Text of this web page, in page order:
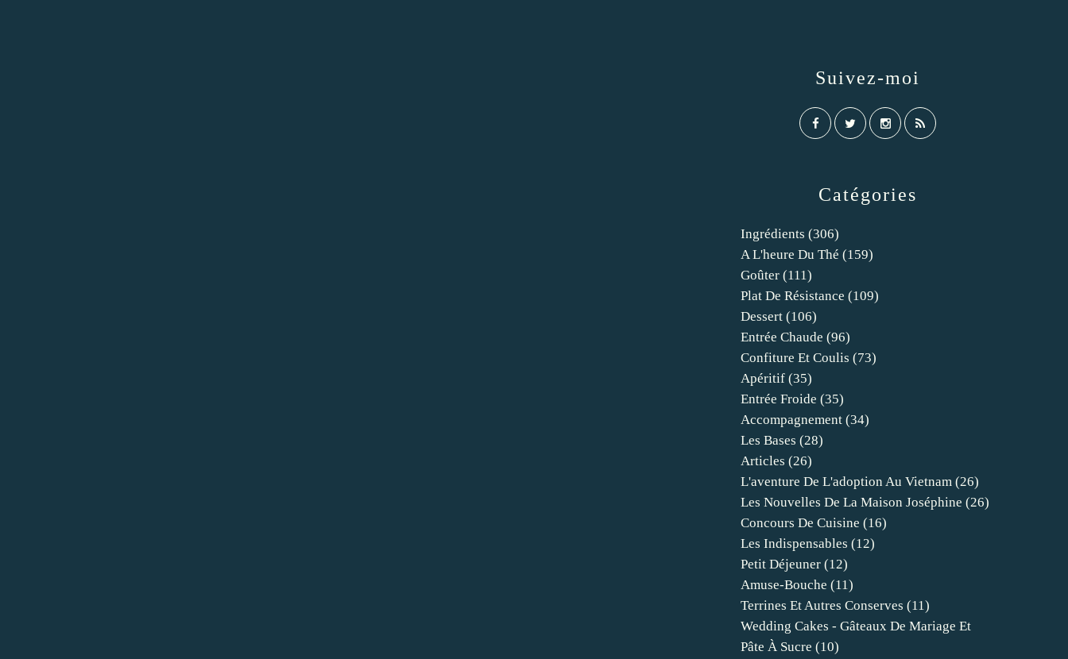
Catégories
Ingrédients (306)
A L'heure Du Thé (159)
Goûter (111)
Plat De Résistance (109)
Dessert (106)
Entrée Chaude (96)
Confiture Et Coulis (73)
Apéritif (35)
Entrée Froide (35)
Accompagnement (34)
Les Bases (28)
Articles (26)
L'aventure De L'adoption Au Vietnam (26)
Les Nouvelles De La Maison Joséphine (26)
Concours De Cuisine (16)
Les Indispensables (12)
Petit Déjeuner (12)
Amuse-Bouche (11)
Terrines Et Autres Conserves (11)
Wedding Cakes - Gâteaux De Mariage Et
Pâte À Sucre (10)
Suivez-moi